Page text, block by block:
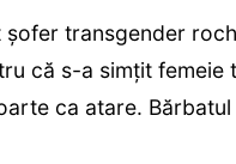
transgender
că s-a simțit femeie
ca atare.